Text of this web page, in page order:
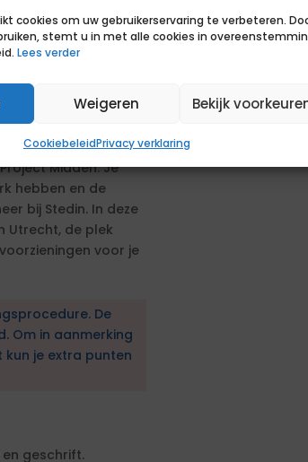
cookies om uw gebruikerservaring te verbeteren.
stemt u in met alle cookies in
Lees verder
Weigeren Bekijk
CookiebeleidPrivacy verklaring
en
Midden. Je
hebben en de
bij Stedin. In deze
Utrecht, de plek
voor je
De
Om in aanmerking
je extra punten
geschrift.